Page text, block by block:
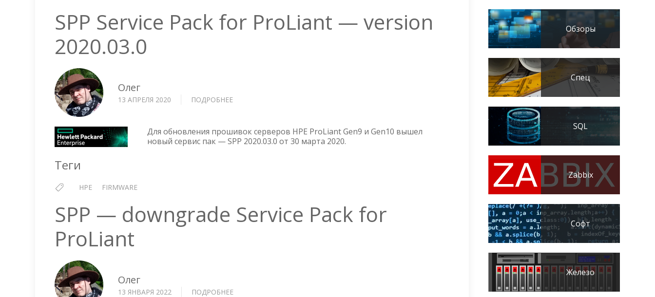
SPP Service Pack for ProLiant — version
2020.03.0
Олег
13 АПРЕЛЯ 2020 ПОДРОБНЕЕ
PACK
FOR
Для обновления прошивок серверов HPE ProLiant Gen9 и Gen10 вышел
новый сервис пак — SPP 2020.03.0 от 30 марта 2020.
Теги
HPE FIRMWARE
SPP — downgrade Service Pack for
ProLiant
Олег
13 ЯНВАРЯ 2022 ПОДРОБНЕЕ
Обзоры
Спец
SQL
Zabbix
Софт
Железо